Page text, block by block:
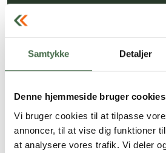
Samtykke Detaljer
Denne hjemmeside bruger cookies
Vi bruger cookies til at tilpasse
annoncer, til at vise dig funktioner
at analysere vores trafik. Vi deler
Vil du vide noget om efterløn,
og betingelser her.
Læs om efterløn